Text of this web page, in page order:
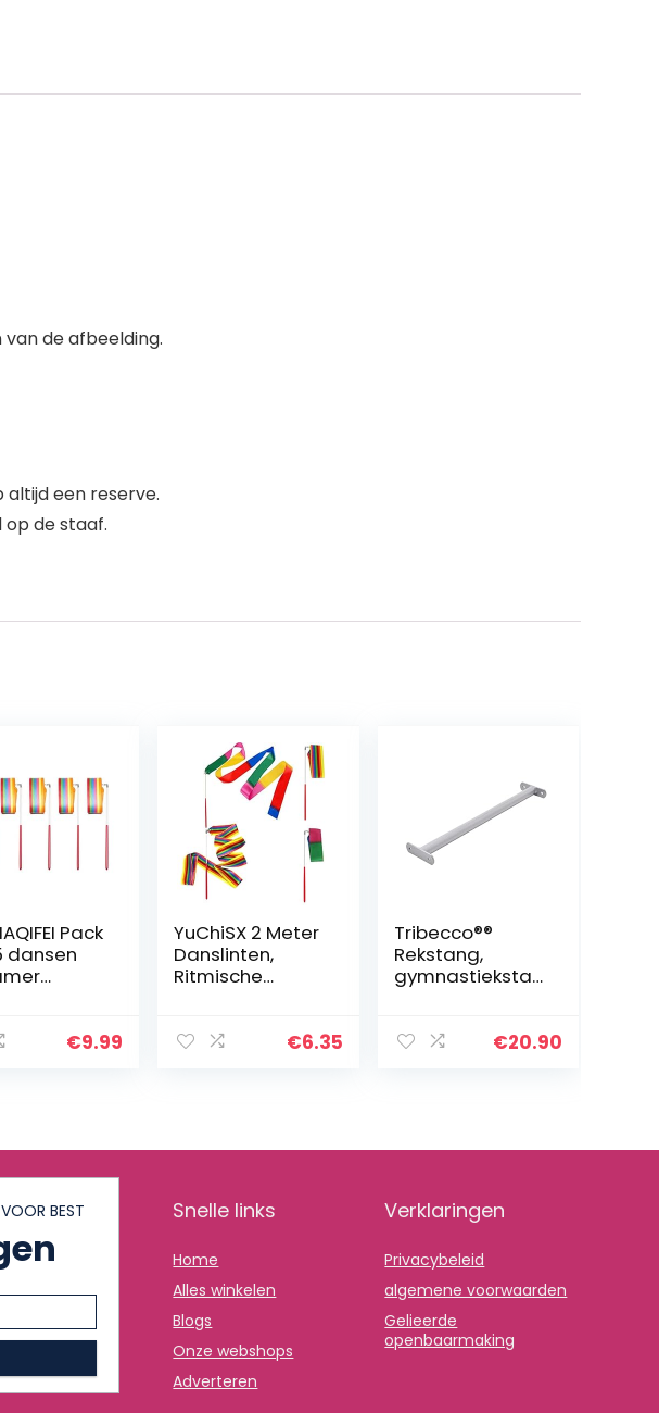
de afbeelding.
een reserve.
de staaf.
Pack
dansen
meter €9.99
YuChiSX 2 Meter
Danslinten,
Ritmische
Gymnastic
€6.35
Tribecco®®
Rekstang,
gymnastiekstan
grijs
€20.90
BEST Snelle links
Home
Alles winkelen
Blogs
Onze webshops
Adverteren
Verklaringen
Privacybeleid
algemene voorwaarden
Gelieerde
openbaarmaking